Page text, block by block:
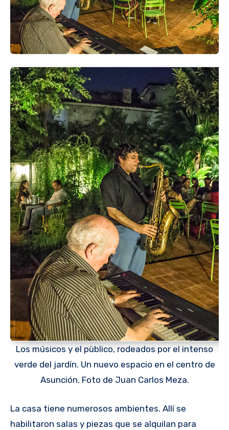
Los músicos y el pùblico, rodeados por el intenso
verde del jardín. Un nuevo espacio en el centro de
Asunción. Foto de Juan Carlos Meza.
La casa tiene numerosos ambientes. Allí se
habilitaron salas y piezas que se alquilan para